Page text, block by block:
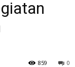
0
859